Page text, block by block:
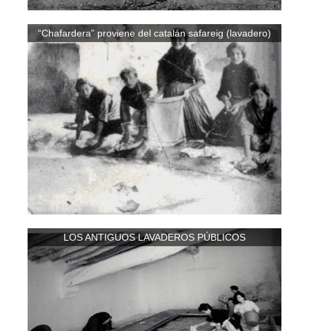
“Chafardera” proviene del catalán safareig (lavadero)
LOS ANTIGUOS LAVADEROS PÚBLICOS